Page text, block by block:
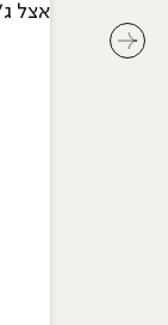
אצל
לחץ לשיקופית